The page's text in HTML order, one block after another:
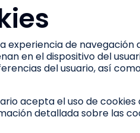
de navegación
en el dispositivo del
del usuario, así
acepta el uso de
detallada sobre las